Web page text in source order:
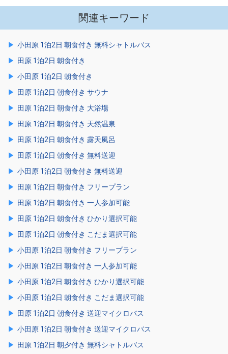
関連キーワード
小田原 1泊2日 朝食付き 無料シャトルバス
田原 1泊2日 朝食付き
小田原 1泊2日 朝食付き
田原 1泊2日 朝食付き サウナ
田原 1泊2日 朝食付き 大浴場
田原 1泊2日 朝食付き 天然温泉
田原 1泊2日 朝食付き 露天風呂
田原 1泊2日 朝食付き 無料送迎
小田原 1泊2日 朝食付き 無料送迎
田原 1泊2日 朝食付き フリープラン
田原 1泊2日 朝食付き 一人参加可能
田原 1泊2日 朝食付き ひかり選択可能
田原 1泊2日 朝食付き こだま選択可能
小田原 1泊2日 朝食付き フリープラン
小田原 1泊2日 朝食付き 一人参加可能
小田原 1泊2日 朝食付き ひかり選択可能
小田原 1泊2日 朝食付き こだま選択可能
田原 1泊2日 朝食付き 送迎マイクロバス
小田原 1泊2日 朝食付き 送迎マイクロバス
田原 1泊2日 朝夕付き 無料シャトルバス